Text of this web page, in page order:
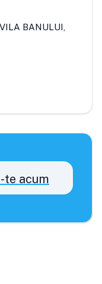
BANULUI,
te acum